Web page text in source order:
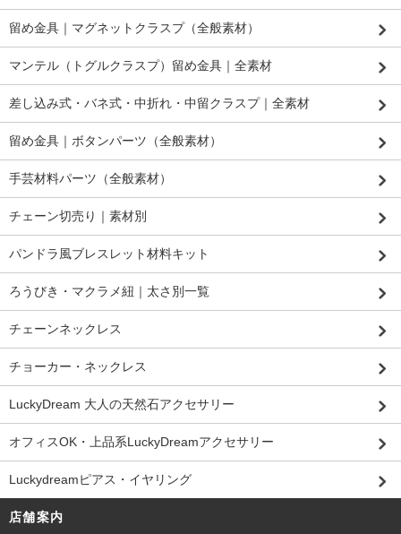
留め金具｜マグネットクラスプ（全般素材）
マンテル（トグルクラスプ）留め金具｜全素材
差し込み式・バネ式・中折れ・中留クラスプ｜全素材
留め金具｜ボタンパーツ（全般素材）
手芸材料パーツ（全般素材）
チェーン切売り｜素材別
パンドラ風ブレスレット材料キット
ろうびき・マクラメ紐｜太さ別一覧
チェーンネックレス
チョーカー・ネックレス
LuckyDream 大人の天然石アクセサリー
オフィスOK・上品系LuckyDreamアクセサリー
Luckydreamピアス・イヤリング
店舗案内